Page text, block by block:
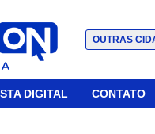
OUTRAS
DIGITAL CONTATO